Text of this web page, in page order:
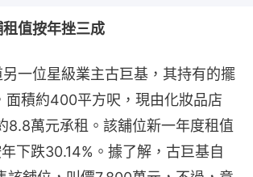
值按年挫三成
一位星級業主古巨基，其持有的擺
面積約400平方呎，現由化妝品店
8.8萬元承租。該舖位新一年度租值
下跌30.14%。據了解，古巨基自